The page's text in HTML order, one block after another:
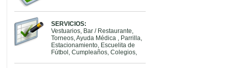
SERVICIOS:
Vestuarios, Bar / Restaurante,
Torneos, Ayuda Médica , Parrilla,
Estacionamiento, Escuelita de
Fútbol, Cumpleaños, Colegios,